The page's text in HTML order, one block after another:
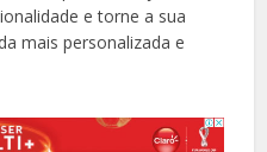
e torne a sua
mais personalizada e